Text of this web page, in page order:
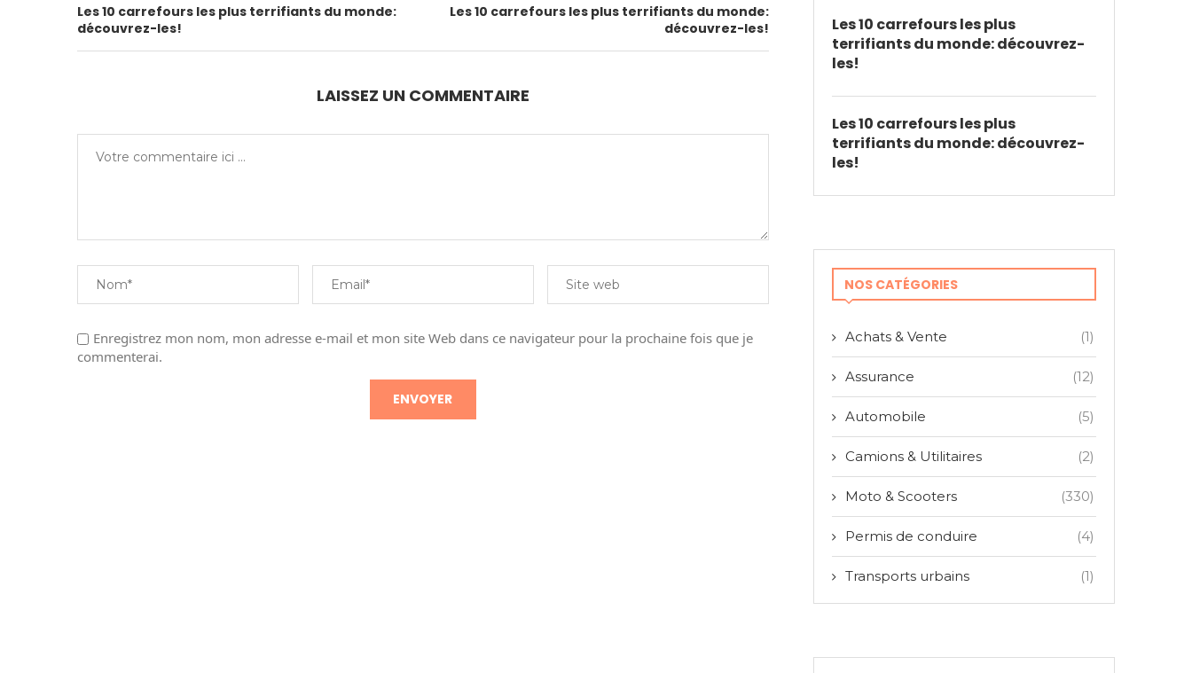
Les 10 carrefours les plus terrifiants du monde:
découvrez-les!
Les 10 carrefours les plus terrifiants du monde:
découvrez-les!
LAISSEZ UN COMMENTAIRE
Enregistrez mon nom, mon adresse e-mail et mon site Web dans ce navigateur pour la prochaine fois que je
commenterai.
Les 10 carrefours les plus
terrifiants du monde: découvrez-
les!
Les 10 carrefours les plus
terrifiants du monde: découvrez-
les!
NOS CATÉGORIES
Achats & Vente (1)
Assurance (12)
Automobile (5)
Camions & Utilitaires (2)
Moto & Scooters (330)
Permis de conduire (4)
Transports urbains (1)